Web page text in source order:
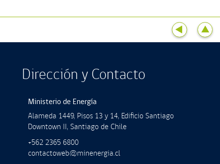
Dirección y Contacto
Ministerio de Energía
Alameda 1449, Pisos 13 y 14, Ediﬁcio Santiago
Downtown II, Santiago de Chile
+562 2365 6800
contactoweb@minenergia.cl